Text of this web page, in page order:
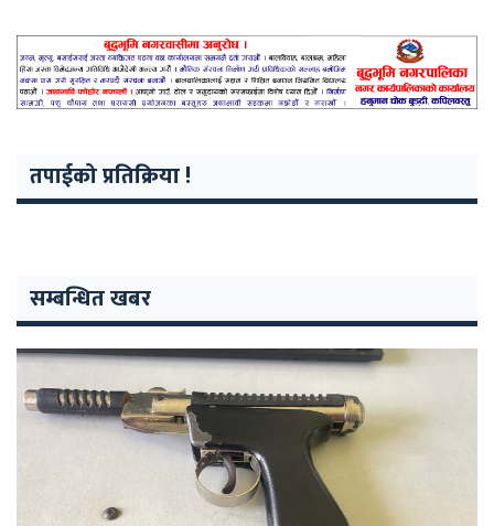
तपाईको प्रतिक्रिया !
सम्बन्धित खबर